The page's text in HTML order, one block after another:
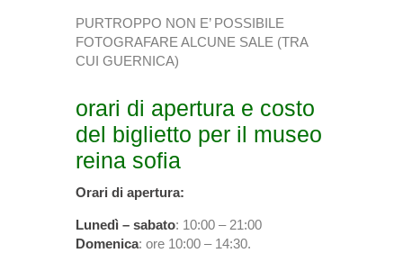
PURTROPPO NON E’ POSSIBILE
FOTOGRAFARE ALCUNE SALE (TRA
CUI GUERNICA)
orari di apertura e costo
del biglietto per il museo
reina sofia
Orari di apertura:
Lunedì – sabato: 10:00 – 21:00
Domenica: ore 10:00 – 14:30.